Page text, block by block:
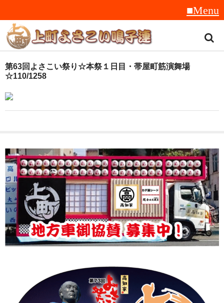
トップ
音楽
衣装
地方車
グッズ
上町Tシャツ
振付
第63回よさこい祭り☆本祭１日目・帯屋町筋演舞場
☆110/1258